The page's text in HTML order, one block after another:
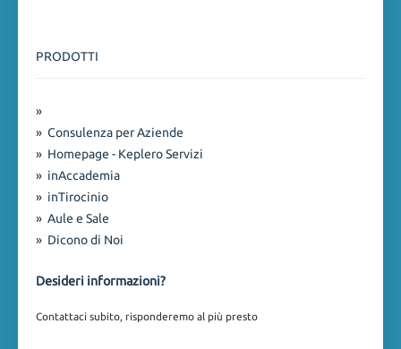
PRODOTTI
»
» Consulenza per Aziende
» Homepage - Keplero Servizi
» inAccademia
» inTirocinio
» Aule e Sale
» Dicono di Noi
Desideri informazioni?
Contattaci subito, risponderemo al più presto